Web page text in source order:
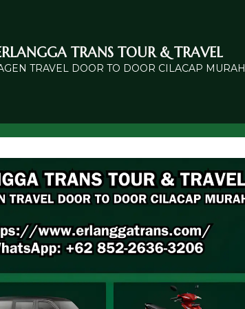
TRANS TOUR & TRAVEL
TRAVEL DOOR TO DOOR CILACAP MURAH